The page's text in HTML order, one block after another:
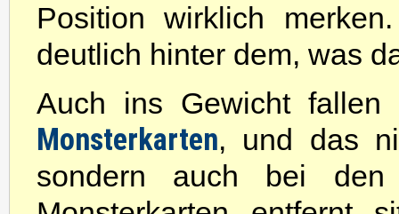
Position wirklich
deutlich hinter dem, was
Auch ins Gewicht fallen
Monsterkarten, und das
sondern auch bei